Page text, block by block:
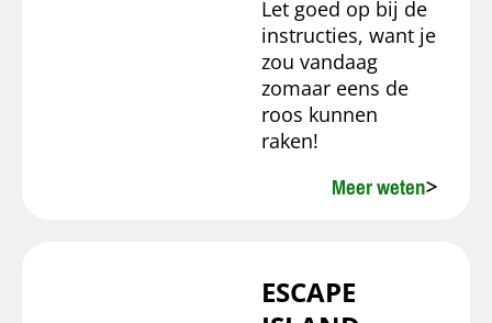
Let goed op bij de
instructies, want je
zou vandaag
zomaar eens de
roos kunnen
raken!
Meer weten
ESCAPE